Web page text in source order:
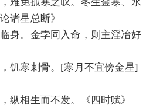
诸星总断》
身。金孛同入命，则主淫冶好
饥寒刺骨。[寒月不宜傍金星]
纵相生而不发。《四时赋》